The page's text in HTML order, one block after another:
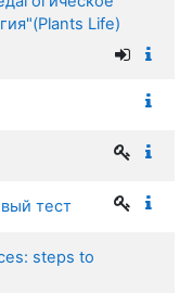
Life)
тест
steps to